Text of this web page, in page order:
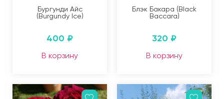
Бургунди Айс
(Burgundy Ice)
400 ₽
В корзину
Блэк Бакара (Black
Baccara)
320 ₽
В корзину